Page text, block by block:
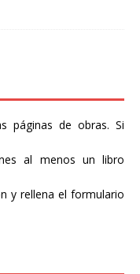
páginas de obras. Si
al menos un libro
y rellena el formulario